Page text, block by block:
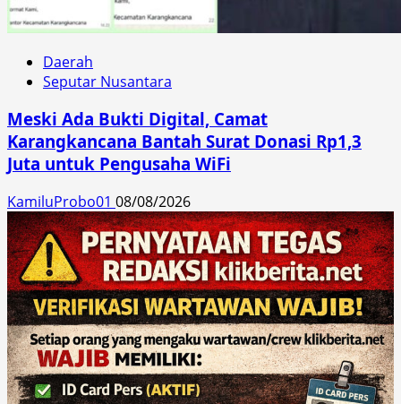
Daerah
Seputar Nusantara
Meski Ada Bukti Digital, Camat
Karangkancana Bantah Surat Donasi Rp1,3
Juta untuk Pengusaha WiFi
KamiluProbo01 08/08/2026